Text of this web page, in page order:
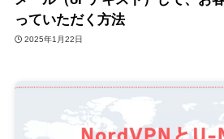
っていただく方法
2025年1月22日